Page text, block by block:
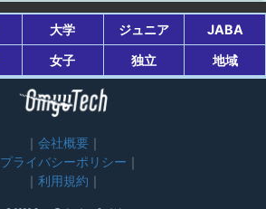
大学 ジュニア
JABA
女子 独立 地域
会社概要
プライバシーポリシー
利用規約